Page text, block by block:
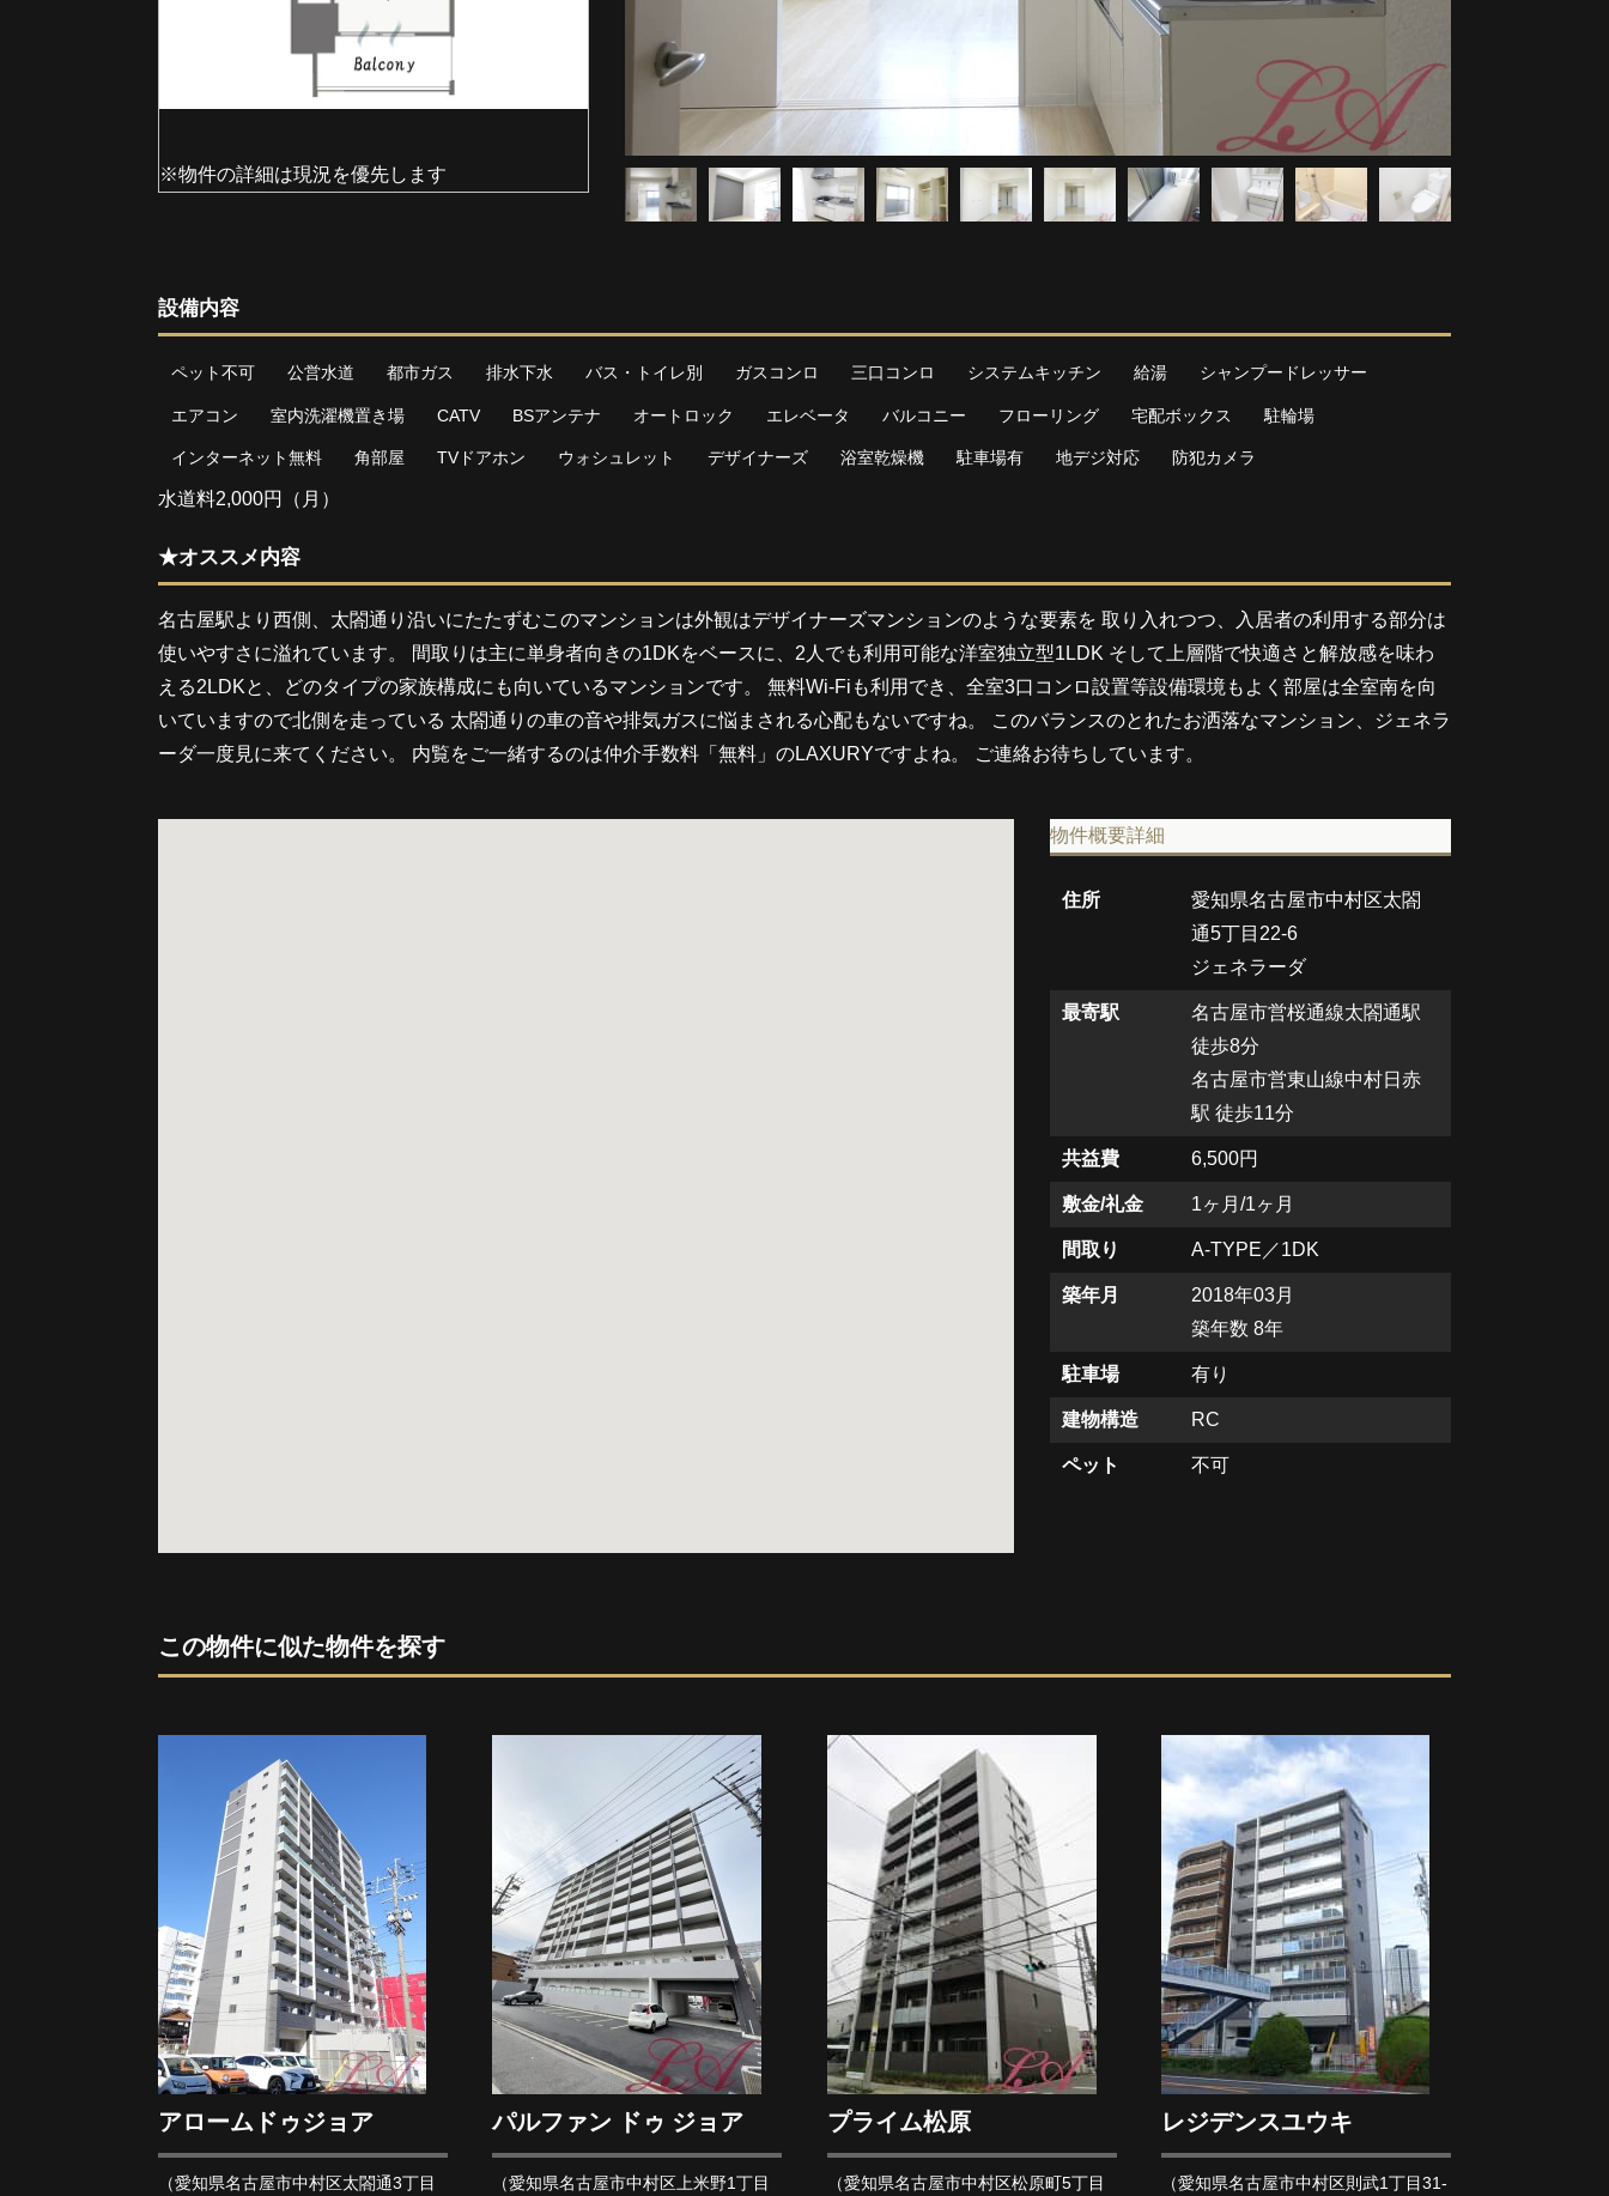
※物件の詳細は現況を優先します
設備内容
ペット不可 公営水道 都市ガス 排水下水 バス・トイレ別 ガスコンロ 三口コンロ システムキッチン 給湯 シャンプードレッサー
エアコン 室内洗濯機置き場 CATV BSアンテナ オートロック エレベータ バルコニー フローリング 宅配ボックス 駐輪場
インターネット無料 角部屋 TVドアホン ウォシュレット デザイナーズ 浴室乾燥機 駐車場有 地デジ対応 防犯カメラ
水道料2,000円（月）
★オススメ内容
名古屋駅より西側、太閤通り沿いにたたずむこのマンションは外観はデザイナーズマンションのような要素を 取り入れつつ、入居者の利用する部分は
使いやすさに溢れています。 間取りは主に単身者向きの1DKをベースに、2人でも利用可能な洋室独立型1LDK そして上層階で快適さと解放感を味わ
える2LDKと、どのタイプの家族構成にも向いているマンションです。 無料Wi-Fiも利用でき、全室3口コンロ設置等設備環境もよく部屋は全室南を向
いていますので北側を走っている 太閤通りの車の音や排気ガスに悩まされる心配もないですね。 このバランスのとれたお洒落なマンション、ジェネラ
ーダ一度見に来てください。 内覧をご一緒するのは仲介手数料「無料」のLAXURYですよね。 ご連絡お待ちしています。
物件概要詳細
住所
愛知県名古屋市中村区太閤
通5丁目22-6
ジェネラーダ
最寄駅
名古屋市営桜通線太閤通駅
徒歩8分
名古屋市営東山線中村日赤
駅 徒歩11分
共益費 6,500円
敷金/礼金 1ヶ月/1ヶ月
間取り A-TYPE／1DK
築年月
2018年03月
築年数 8年
駐車場 有り
建物構造 RC
ペット 不可
この物件に似た物件を探す
アロームドゥジョア
（愛知県名古屋市中村区太閤通3丁目
パルファン ドゥ ジョア
（愛知県名古屋市中村区上米野1丁目
プライム松原
（愛知県名古屋市中村区松原町5丁目
レジデンスユウキ
（愛知県名古屋市中村区則武1丁目31-